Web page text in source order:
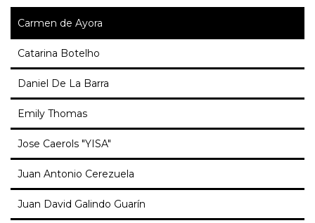
Carmen de Ayora
Catarina Botelho
Daniel De La Barra
Emily Thomas
Jose Caerols "YISA"
Juan Antonio Cerezuela
Juan David Galindo Guarín